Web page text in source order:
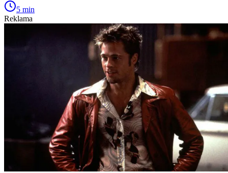
5 min
Reklama